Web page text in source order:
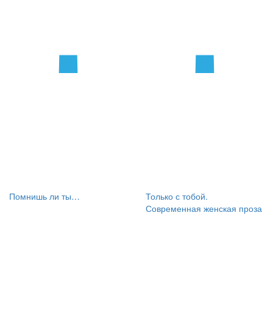
Помнишь ли ты…
Только с тобой.
Современная женская проза